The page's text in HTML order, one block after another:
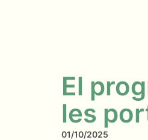
El
les
01/10/2025